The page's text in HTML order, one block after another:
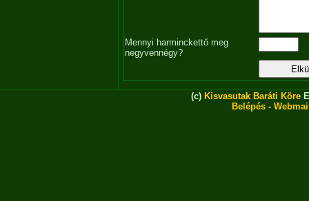
Mennyi harminckettő meg
negyvennégy?
(c) Kisvasutak Baráti Köre
Belépés -